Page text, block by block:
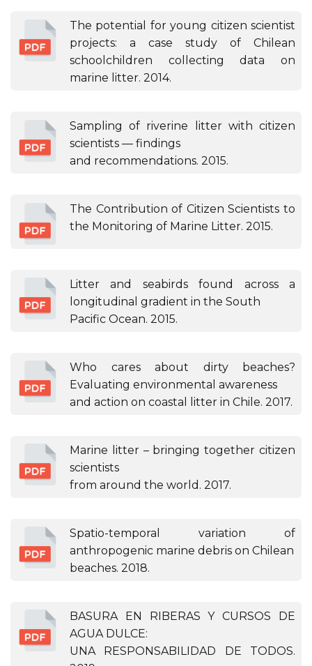
The potential for young citizen scientist
projects: a case study of Chilean
schoolchildren collecting data on
marine litter. 2014.
Sampling of riverine litter with citizen
scientists — findings
and recommendations. 2015.
The Contribution of Citizen Scientists to
the Monitoring of Marine Litter. 2015.
Litter and seabirds found across a
longitudinal gradient in the South
Pacific Ocean. 2015.
Who cares about dirty beaches?
Evaluating environmental awareness
and action on coastal litter in Chile. 2017.
Marine litter – bringing together citizen
scientists
from around the world. 2017.
Spatio-temporal variation of
anthropogenic marine debris on Chilean
beaches. 2018.
BASURA EN RIBERAS Y CURSOS DE
AGUA DULCE:
UNA RESPONSABILIDAD DE TODOS.